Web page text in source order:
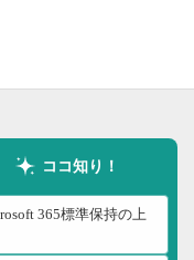
ココ知り！
365標準保持の上